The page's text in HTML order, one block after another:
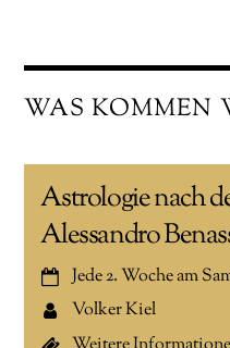
WAS KOMMEN
Astrologie nach
Alessandro
Jede 2. Woche am
Volker Kiel